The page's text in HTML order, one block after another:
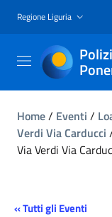
Regione Liguria
Home/ Eventi /
Verdi Via Carducci
Via Verdi Via
« Tutti gli Eventi